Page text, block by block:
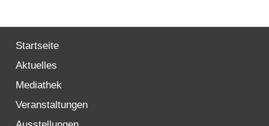
Willkommen in Strasburg (Uckermark)
Startseite
Aktuelles
Mediathek
Veranstaltungen